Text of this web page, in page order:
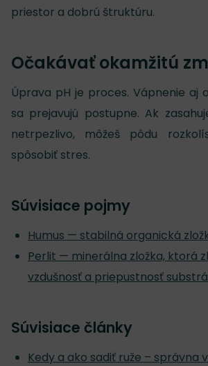
priestor a dobrú štruktúru.
Očakávať okamžitú
Úprava pH je proces. Vápnenie aj
sa prejavujú postupne. Ak
netrpezlivo, môžeš pôdu
spôsobiť stres.
Súvisiace pojmy
Humus — stabilná organická
Perlit — minerálna zložka, ktorá
vzdušnosť a priepustnosť
Súvisiace články
Kedy a ako sadiť ruže – správna